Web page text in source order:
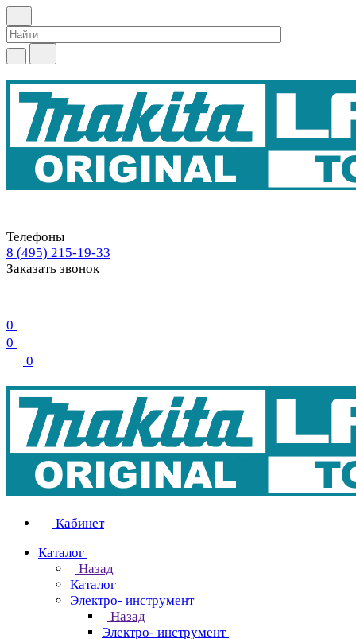
Телефоны
8 (495) 215-19-33
Заказать звонок
0
0
0
Кабинет
Каталог
Назад
Каталог
Электро- инструмент
Назад
Электро- инструмент